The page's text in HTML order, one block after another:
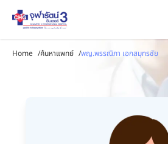
Home /ค้นหาแพทย์ /พญ.พรรณิภา เอกสมุทรชัย